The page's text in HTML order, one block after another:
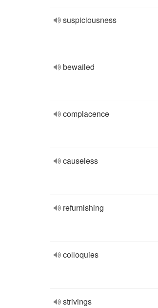
suspiciousness
bewailed
complacence
causeless
refurnishing
colloquies
strivings